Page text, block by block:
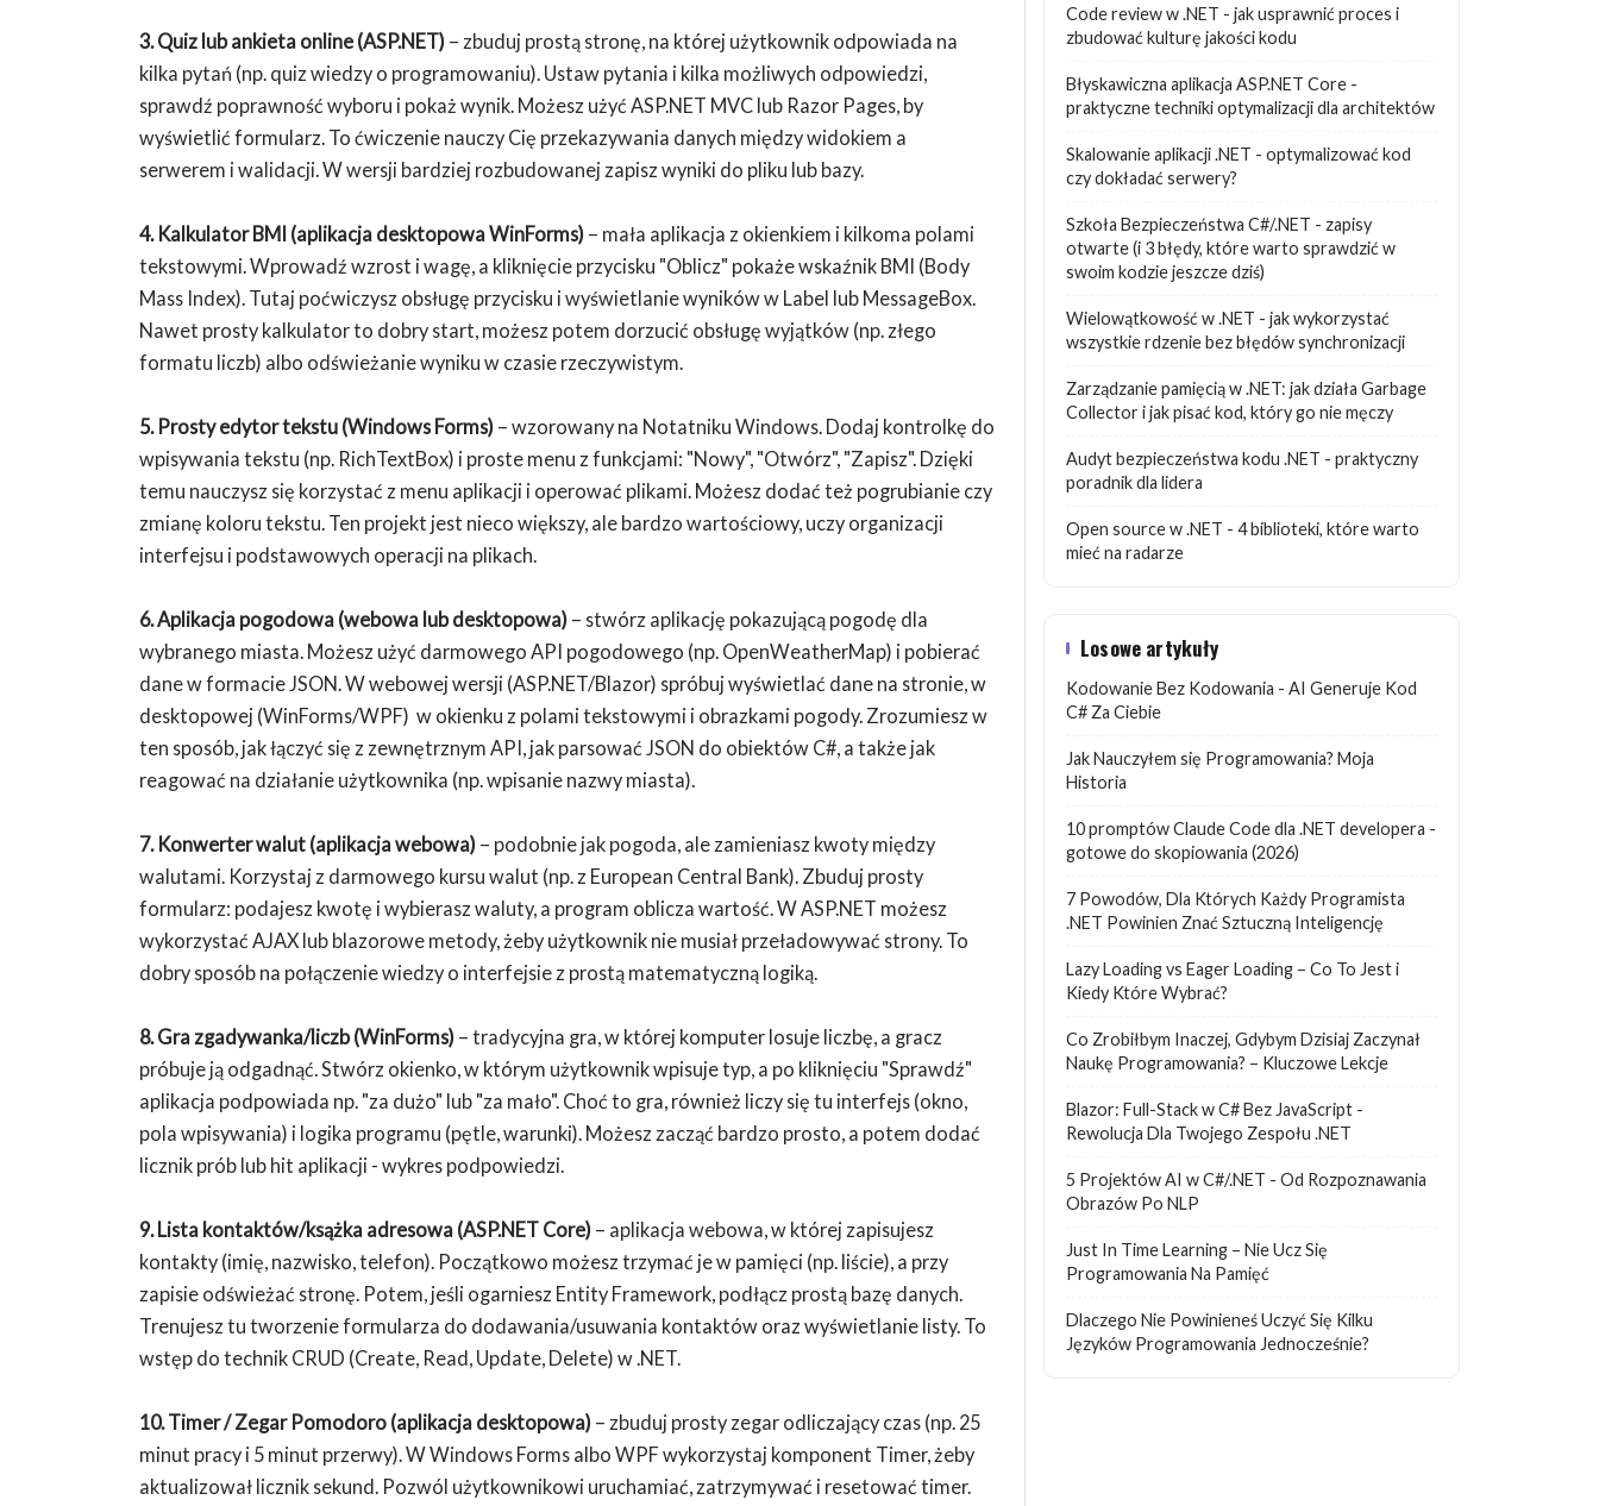
3. Quiz lub ankieta online (ASP.NET) – zbuduj prostą stronę, na której użytkownik odpowiada na
kilka pytań (np. quiz wiedzy o programowaniu). Ustaw pytania i kilka możliwych odpowiedzi,
sprawdź poprawność wyboru i pokaż wynik. Możesz użyć ASP.NET MVC lub Razor Pages, by
wyświetlić formularz. To ćwiczenie nauczy Cię przekazywania danych między widokiem a
serwerem i walidacji. W wersji bardziej rozbudowanej zapisz wyniki do pliku lub bazy.
4. Kalkulator BMI (aplikacja desktopowa WinForms) – mała aplikacja z okienkiem i kilkoma polami
tekstowymi. Wprowadź wzrost i wagę, a kliknięcie przycisku "Oblicz" pokaże wskaźnik BMI (Body
Mass Index). Tutaj poćwiczysz obsługę przycisku i wyświetlanie wyników w Label lub MessageBox.
Nawet prosty kalkulator to dobry start, możesz potem dorzucić obsługę wyjątków (np. złego
formatu liczb) albo odświeżanie wyniku w czasie rzeczywistym.
5. Prosty edytor tekstu (Windows Forms) – wzorowany na Notatniku Windows. Dodaj kontrolkę do
wpisywania tekstu (np. RichTextBox) i proste menu z funkcjami: "Nowy", "Otwórz", "Zapisz". Dzięki
temu nauczysz się korzystać z menu aplikacji i operować plikami. Możesz dodać też pogrubianie czy
zmianę koloru tekstu. Ten projekt jest nieco większy, ale bardzo wartościowy, uczy organizacji
interfejsu i podstawowych operacji na plikach.
6. Aplikacja pogodowa (webowa lub desktopowa) – stwórz aplikację pokazującą pogodę dla
wybranego miasta. Możesz użyć darmowego API pogodowego (np. OpenWeatherMap) i pobierać
dane w formacie JSON. W webowej wersji (ASP.NET/Blazor) spróbuj wyświetlać dane na stronie, w
desktopowej (WinForms/WPF) w okienku z polami tekstowymi i obrazkami pogody. Zrozumiesz w
ten sposób, jak łączyć się z zewnętrznym API, jak parsować JSON do obiektów C#, a także jak
reagować na działanie użytkownika (np. wpisanie nazwy miasta).
7. Konwerter walut (aplikacja webowa) – podobnie jak pogoda, ale zamieniasz kwoty między
walutami. Korzystaj z darmowego kursu walut (np. z European Central Bank). Zbuduj prosty
formularz: podajesz kwotę i wybierasz waluty, a program oblicza wartość. W ASP.NET możesz
wykorzystać AJAX lub blazorowe metody, żeby użytkownik nie musiał przeładowywać strony. To
dobry sposób na połączenie wiedzy o interfejsie z prostą matematyczną logiką.
8. Gra zgadywanka/liczb (WinForms) – tradycyjna gra, w której komputer losuje liczbę, a gracz
próbuje ją odgadnąć. Stwórz okienko, w którym użytkownik wpisuje typ, a po kliknięciu "Sprawdź"
aplikacja podpowiada np. "za dużo" lub "za mało". Choć to gra, również liczy się tu interfejs (okno,
pola wpisywania) i logika programu (pętle, warunki). Możesz zacząć bardzo prosto, a potem dodać
licznik prób lub hit aplikacji - wykres podpowiedzi.
9. Lista kontaktów/ksążka adresowa (ASP.NET Core) – aplikacja webowa, w której zapisujesz
kontakty (imię, nazwisko, telefon). Początkowo możesz trzymać je w pamięci (np. liście), a przy
zapisie odświeżać stronę. Potem, jeśli ogarniesz Entity Framework, podłącz prostą bazę danych.
Trenujesz tu tworzenie formularza do dodawania/usuwania kontaktów oraz wyświetlanie listy. To
wstęp do technik CRUD (Create, Read, Update, Delete) w .NET.
10. Timer / Zegar Pomodoro (aplikacja desktopowa) – zbuduj prosty zegar odliczający czas (np. 25
minut pracy i 5 minut przerwy). W Windows Forms albo WPF wykorzystaj komponent Timer, żeby
aktualizował licznik sekund. Pozwól użytkownikowi uruchamiać, zatrzymywać i resetować timer.
Code review w .NET - jak usprawnić proces i
zbudować kulturę jakości kodu
Błyskawiczna aplikacja ASP.NET Core -
praktyczne techniki optymalizacji dla architektów
Skalowanie aplikacji .NET - optymalizować kod
czy dokładać serwery?
Szkoła Bezpieczeństwa C#/.NET - zapisy
otwarte (i 3 błędy, które warto sprawdzić w
swoim kodzie jeszcze dziś)
Wielowątkowość w .NET - jak wykorzystać
wszystkie rdzenie bez błędów synchronizacji
Zarządzanie pamięcią w .NET: jak działa Garbage
Collector i jak pisać kod, który go nie męczy
Audyt bezpieczeństwa kodu .NET - praktyczny
poradnik dla lidera
Open source w .NET - 4 biblioteki, które warto
mieć na radarze
Losowe artykuły
Kodowanie Bez Kodowania - AI Generuje Kod
C# Za Ciebie
Jak Nauczyłem się Programowania? Moja
Historia
10 promptów Claude Code dla .NET developera -
gotowe do skopiowania (2026)
7 Powodów, Dla Których Każdy Programista
.NET Powinien Znać Sztuczną Inteligencję
Lazy Loading vs Eager Loading – Co To Jest i
Kiedy Które Wybrać?
Co Zrobiłbym Inaczej, Gdybym Dzisiaj Zaczynał
Naukę Programowania? – Kluczowe Lekcje
Blazor: Full-Stack w C# Bez JavaScript -
Rewolucja Dla Twojego Zespołu .NET
5 Projektów AI w C#/.NET - Od Rozpoznawania
Obrazów Po NLP
Just In Time Learning – Nie Ucz Się
Programowania Na Pamięć
Dlaczego Nie Powinieneś Uczyć Się Kilku
Języków Programowania Jednocześnie?